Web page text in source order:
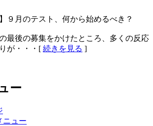
９月のテスト、何から始めるべき？
最後の募集をかけたところ、多くの反応
が・・・[ 続きを見る ]
ー
ニュー